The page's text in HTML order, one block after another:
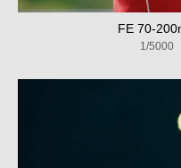
FE 70-
1/